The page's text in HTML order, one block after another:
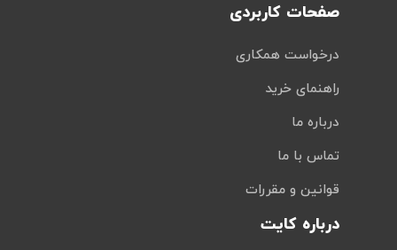
صفحات کاربردی
درخواست همکاری
راهنمای خرید
درباره ما
تماس با ما
قوانین و مقررات
درباره کایت